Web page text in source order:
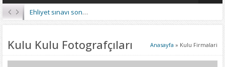
Ehliyet sınavı sonuçları açıklandı
Anasayfa » Kulu Firmalari
Kulu Kulu Fotografçıları